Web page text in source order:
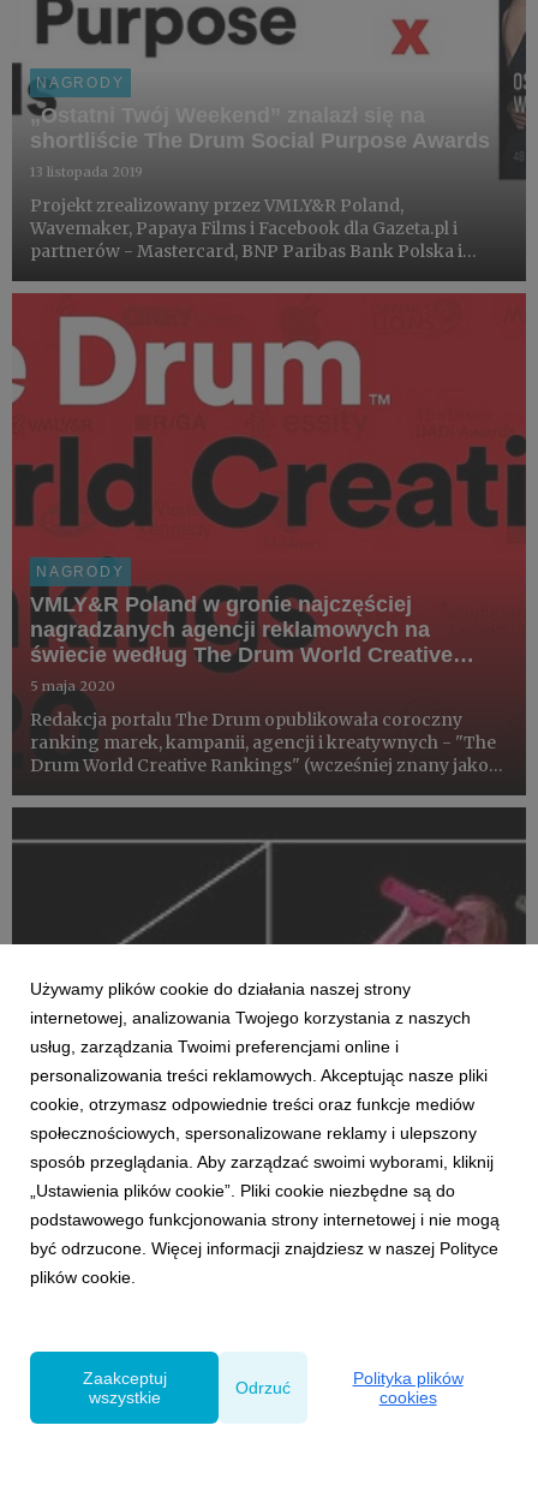
NAGRODY
„Ostatni Twój Weekend” znalazł się na
shortliście The Drum Social Purpose Awards
13 listopada 2019
Projekt zrealizowany przez VMLY&R Poland,
Wavemaker, Papaya Films i Facebook dla Gazeta.pl i
partnerów - Mastercard, BNP Paribas Bank Polska i
shortliście międzynarodowego konkursu The Drum
Social Purpose, w kategorii...
NAGRODY
VMLY&R Poland w gronie najczęściej
nagradzanych agencji reklamowych na
świecie według The Drum World Creative
Rankings 2020
5 maja 2020
Redakcja portalu The Drum opublikowała coroczny
ranking marek, kampanii, agencji i kreatywnych - "The
Drum World Creative Rankings" (wcześniej znany jako
dziesiątce najczęściej nagradzanych sieci, a WPP
pojawiło się na ...
NAGRODY
6 nominacji Effie Awards
4 października 2021
Spośród zgłoszeń do 22-ej edycji konkursu Effie Awards
jury wyłoniło grono nominowanych. Wśród nich
znalazły się projekty zrealizowane przez VMLY&R
marketingowe w oparciu o...
Używamy plików cookie do działania naszej strony
internetowej, analizowania Twojego korzystania z naszych
usług, zarządzania Twoimi preferencjami online i
personalizowania treści reklamowych. Akceptując nasze pliki
cookie, otrzymasz odpowiednie treści oraz funkcje mediów
społecznościowych, spersonalizowane reklamy i ulepszony
sposób przeglądania. Aby zarządzać swoimi wyborami, kliknij
„Ustawienia plików cookie”. Pliki cookie niezbędne są do
podstawowego funkcjonowania strony internetowej i nie mogą
być odrzucone. Więcej informacji znajdziesz w naszej Polityce
plików cookie.
Zaakceptuj
wszystkie
Odrzuć
Polityka plików
cookies